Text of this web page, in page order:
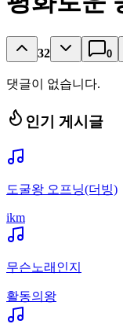
32 0
댓글이 없습니다.
인기 게시글
도굴왕 오프닝(더빙)
ikm
무슨노래인지
활동의왕